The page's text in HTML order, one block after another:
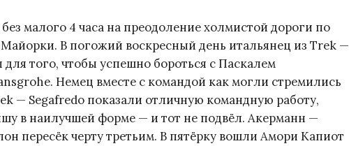
малого 4 часа на преодоление холмистой дороги по
В погожий воскресный день итальянец из Trek —
того, чтобы успешно бороться с Паскалем
Немец вместе с командой как могли стремились
— Segafredo показали отличную командную работу,
в наилучшей форме — и тот не подвёл. Акерманн —
пересёк черту третьим. В пятёрку вошли Амори Капиот